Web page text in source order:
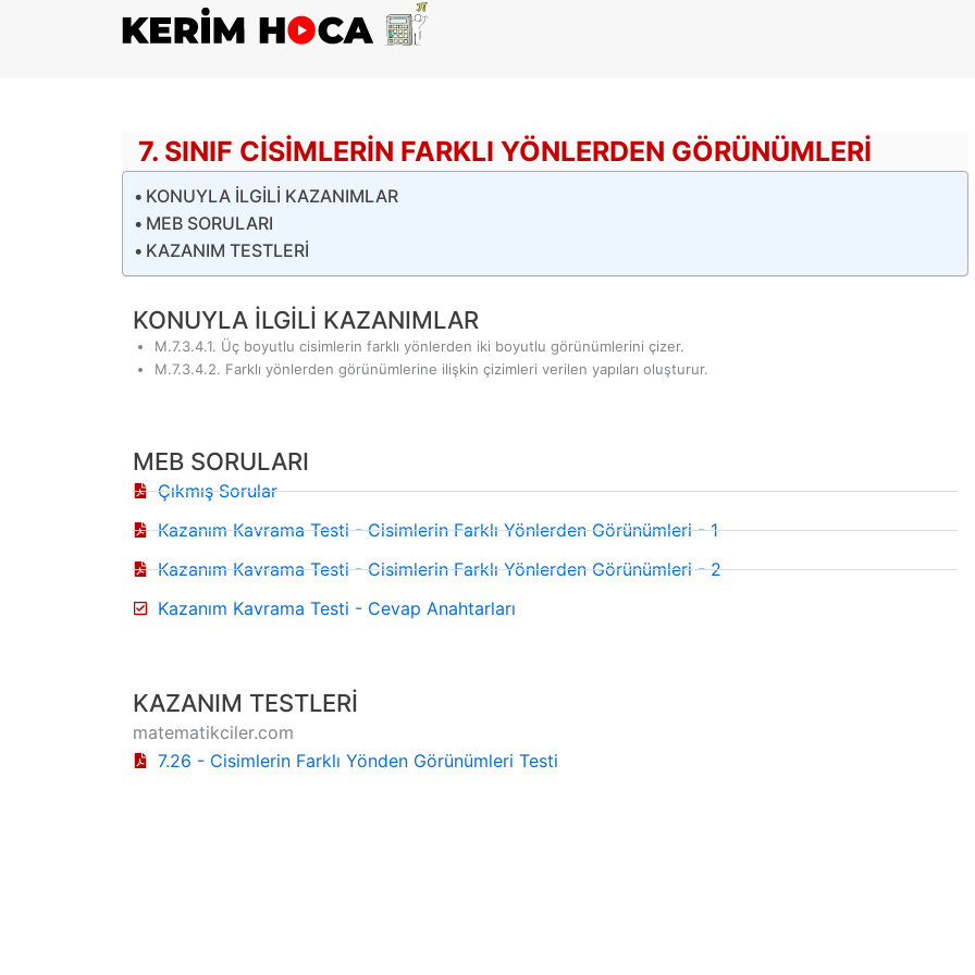
7. SINIF CISIMLERIN FARKLI YÖNLERDEN GÖRÜNÜMLERI
KONUYLA İLGİLİ KAZANIMLAR
MEB SORULARI
KAZANIM TESTLERİ
KONUYLA İLGİLİ KAZANIMLAR
M.7.3.4.1. Üç boyutlu cisimlerin farklı yönlerden iki boyutlu görünümlerini çizer.
M.7.3.4.2. Farklı yönlerden görünümlerine ilişkin çizimleri verilen yapıları oluşturur.
MEB SORULARI
Çıkmış Sorular
Kazanım Kavrama Testi - Cisimlerin Farklı Yönlerden Görünümleri - 1
Kazanım Kavrama Testi - Cisimlerin Farklı Yönlerden Görünümleri - 2
Kazanım Kavrama Testi - Cevap Anahtarları
KAZANIM TESTLERİ
matematikciler.com
7.26 - Cisimlerin Farklı Yönden Görünümleri Testi